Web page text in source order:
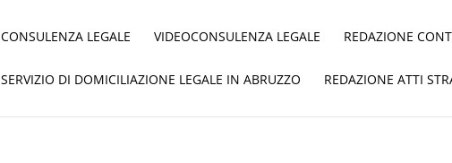
CONSULENZA LEGALE VIDEOCONSULENZA LEGALE REDAZIONE
SERVIZIO DI DOMICILIAZIONE LEGALE IN ABRUZZO REDAZIONE ATTI